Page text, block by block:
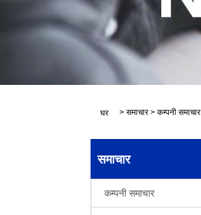
घर > समाचार > कम्पनी समाचार
समाचार
कम्पनी समाचार